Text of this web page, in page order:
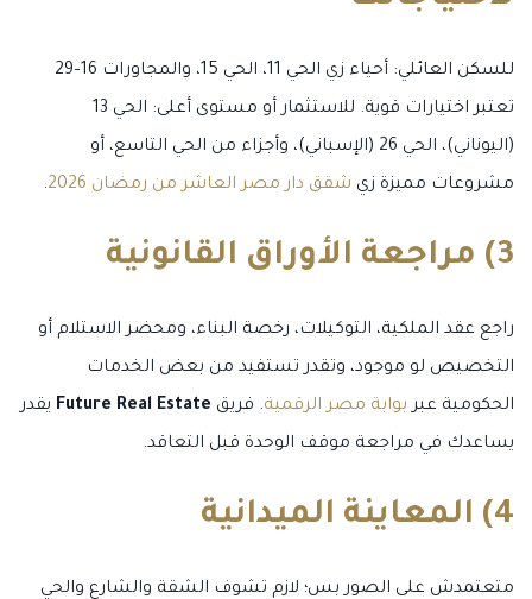
للسكن العائلي: أحياء زي الحي 11، الحي 15، والمجاورات 16–29
تعتبر اختيارات قوية. للاستثمار أو مستوى أعلى: الحي 13
(اليوناني)، الحي 26 (الإسباني)، وأجزاء من الحي التاسع، أو
مشروعات مميزة زي شقق دار مصر العاشر من رمضان 2026 .
3) مراجعة الأوراق القانونية
راجع عقد الملكية، التوكيلات، رخصة البناء، ومحضر الاستلام أو
التخصيص لو موجود، وتقدر تستفيد من بعض الخدمات
الحكومية عبر بوابة مصر الرقمية. فريق Future Real Estate يقدر
يساعدك في مراجعة موقف الوحدة قبل التعاقد.
4) المعاينة الميدانية
متعتمدش على الصور بس؛ لازم تشوف الشقة والشارع والحي